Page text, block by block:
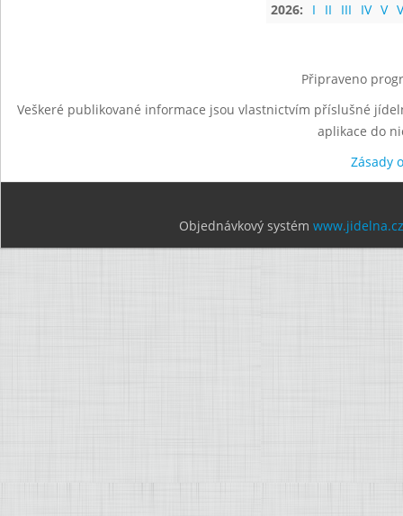
2026:
I II III IV V
Připraveno
Veškeré publikované informace jsou vlastnictvím příslušné
aplikace do
Zásady
Objednávkový systém www.jidelna.cz